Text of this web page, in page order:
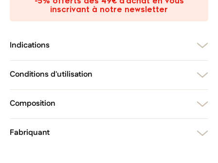
inscrivant à notre newsletter
Indications
Conditions d'utilisation
Composition
Fabriquant
Créer une nouvelle liste